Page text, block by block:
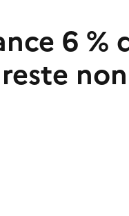
6 %
non